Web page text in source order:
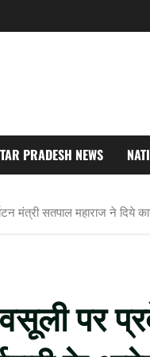
PRADESH NEWS
मंत्री सतपाल महाराज ने दिये
पर